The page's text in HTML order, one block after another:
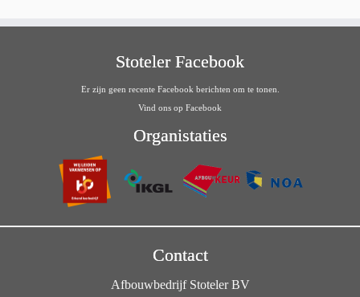
Stoteler Facebook
Er zijn geen recente Facebook berichten om te tonen.
Vind ons op Facebook
Organistaties
Contact
Afbouwbedrijf Stoteler BV